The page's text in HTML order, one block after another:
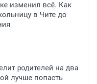
изменил всё. Как
в Чите до
родителей на два
лучше попасть